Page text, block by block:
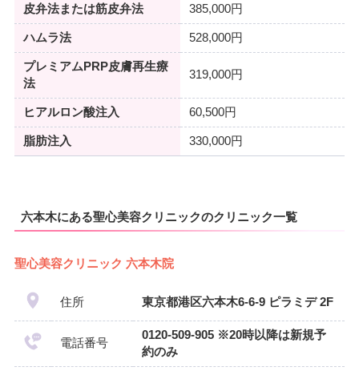
皮弁法または筋皮弁法 385,000円
ハムラ法 528,000円
プレミアムPRP皮膚再生療
法
319,000円
ヒアルロン酸注入 60,500円
脂肪注入 330,000円
六本木にある聖心美容クリニックのクリニック一覧
聖心美容クリニック 六本木院
住所 東京都港区六本木6-6-9 ピラミデ 2F
電話番号
0120-509-905 ※20時以降は新規予
約のみ